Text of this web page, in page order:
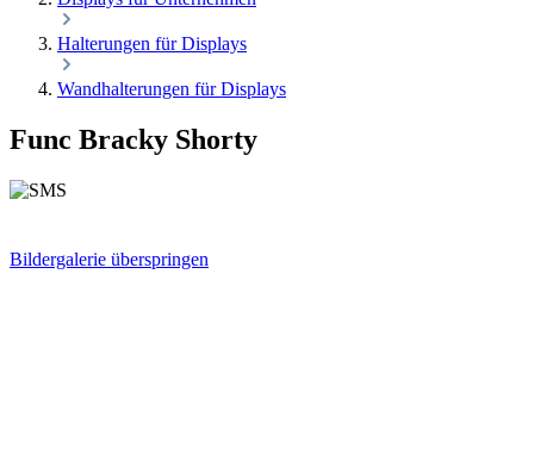
Halterungen für Displays
Wandhalterungen für Displays
Func Bracky Shorty
Bildergalerie überspringen